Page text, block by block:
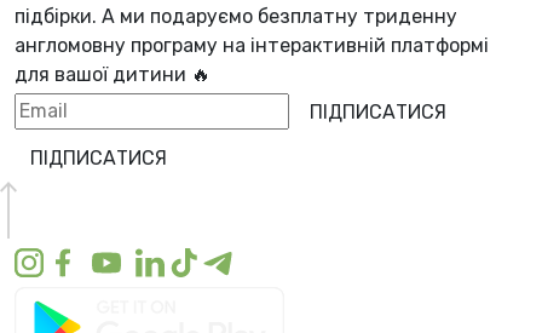
підбірки. А ми подаруємо безплатну триденну
англомовну програму на інтерактивній платформі
для вашої дитини 🔥
ПІДПИСАТИСЯ
ПІДПИСАТИСЯ